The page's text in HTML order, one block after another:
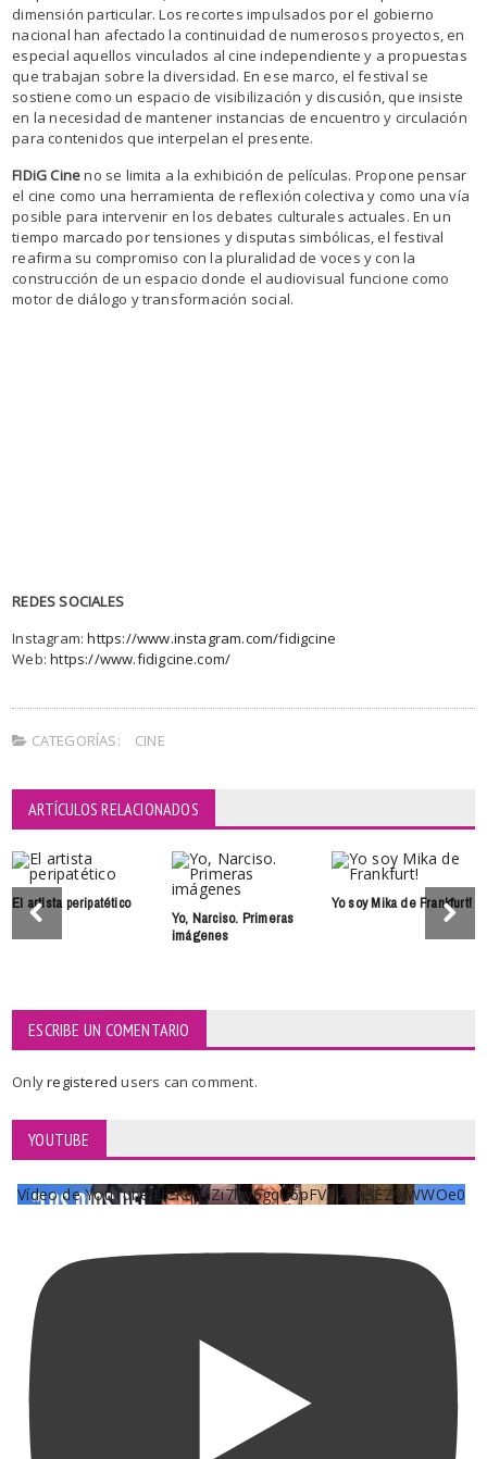
dimensión particular. Los recortes impulsados por el gobierno
nacional han afectado la continuidad de numerosos proyectos, en
especial aquellos vinculados al cine independiente y a propuestas
que trabajan sobre la diversidad. En ese marco, el festival se
sostiene como un espacio de visibilización y discusión, que insiste
en la necesidad de mantener instancias de encuentro y circulación
para contenidos que interpelan el presente.
FIDiG Cineno se limita a la exhibición de películas. Propone pensar
el cine como una herramienta de reflexión colectiva y como una vía
posible para intervenir en los debates culturales actuales. En un
tiempo marcado por tensiones y disputas simbólicas, el festival
reafirma su compromiso con la pluralidad de voces y con la
construcción de un espacio donde el audiovisual funcione como
motor de diálogo y transformación social.
REDES SOCIALES
Instagram:https://www.instagram.com/fidigcine
Web:https://www.fidigcine.com/
CATEGORÍAS: CINE
ARTÍCULOS RELACIONADOS
El artista peripatético
Yo, Narciso. Primeras
imágenes
Yo soy Mika de Frankfurt!
ESCRIBE UN COMENTARIO
Onlyregisteredusers can comment.
YOUTUBE
Vídeo de YouTube UCKqYjiZi7lzy6gqU6pFVFiA_A3EZ9JWWOe0